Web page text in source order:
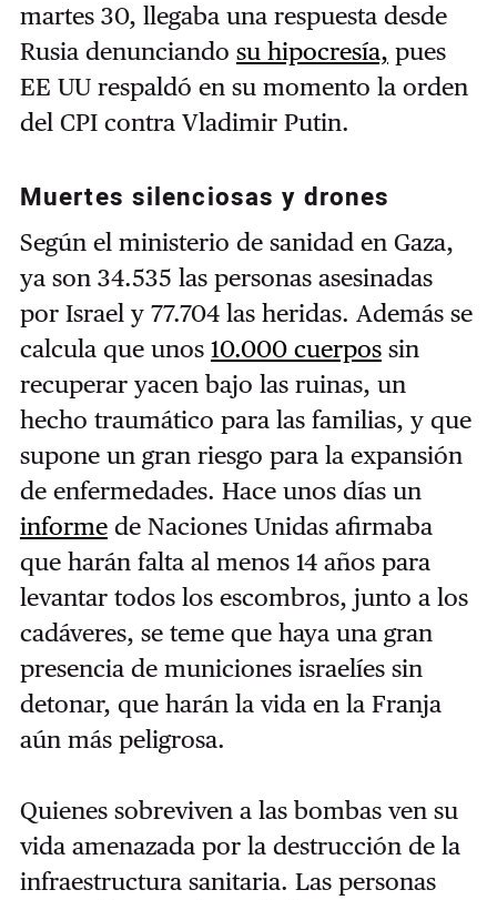
martes 30, llegaba una respuesta desde
Rusia denunciando su hipocresía, pues
EE UU respaldó en su momento la orden
del CPI contra Vladimir Putin.
Muertes silenciosas y drones
Según el ministerio de sanidad en Gaza,
ya son 34.535 las personas asesinadas
por Israel y 77.704 las heridas. Además se
calcula que unos 10.000 cuerpossin
recuperar yacen bajo las ruinas, un
hecho traumático para las familias, y que
supone un gran riesgo para la expansión
de enfermedades. Hace unos días un
informede Naciones Unidas afirmaba
que harán falta al menos 14 años para
levantar todos los escombros, junto a los
cadáveres, se teme que haya una gran
presencia de municiones israelíes sin
detonar, que harán la vida en la Franja
aún más peligrosa.
Quienes sobreviven a las bombas ven su
vida amenazada por la destrucción de la
infraestructura sanitaria. Las personas